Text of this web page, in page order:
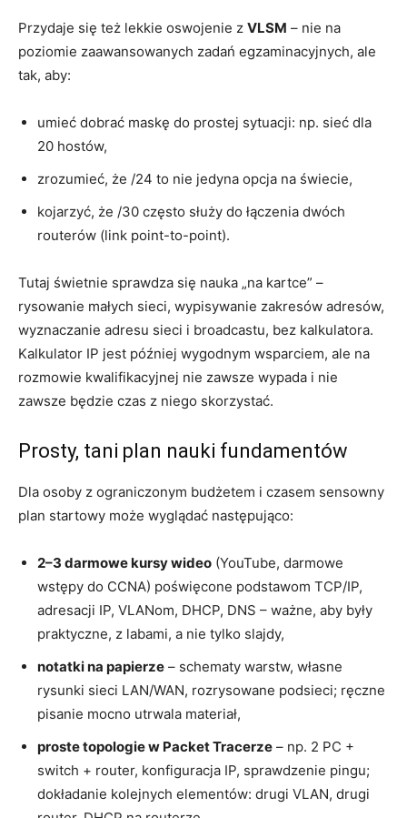
Przydaje się też lekkie oswojenie z VLSM – nie na
poziomie zaawansowanych zadań egzaminacyjnych, ale
tak, aby:
umieć dobrać maskę do prostej sytuacji: np. sieć dla
20 hostów,
zrozumieć, że /24 to nie jedyna opcja na świecie,
kojarzyć, że /30 często służy do łączenia dwóch
routerów (link point-to-point).
Tutaj świetnie sprawdza się nauka „na kartce” –
rysowanie małych sieci, wypisywanie zakresów adresów,
wyznaczanie adresu sieci i broadcastu, bez kalkulatora.
Kalkulator IP jest później wygodnym wsparciem, ale na
rozmowie kwalifikacyjnej nie zawsze wypada i nie
zawsze będzie czas z niego skorzystać.
Prosty, tani plan nauki fundamentów
Dla osoby z ograniczonym budżetem i czasem sensowny
plan startowy może wyglądać następująco:
2–3 darmowe kursy wideo (YouTube, darmowe
wstępy do CCNA) poświęcone podstawom TCP/IP,
adresacji IP, VLANom, DHCP, DNS – ważne, aby były
praktyczne, z labami, a nie tylko slajdy,
notatki na papierze – schematy warstw, własne
rysunki sieci LAN/WAN, rozrysowane podsieci; ręczne
pisanie mocno utrwala materiał,
proste topologie w Packet Tracerze – np. 2 PC +
switch + router, konfiguracja IP, sprawdzenie pingu;
dokładanie kolejnych elementów: drugi VLAN, drugi